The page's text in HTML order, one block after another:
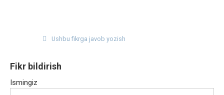
Ushbu fikrga javob yozish
Fikr bildirish
Ismingiz